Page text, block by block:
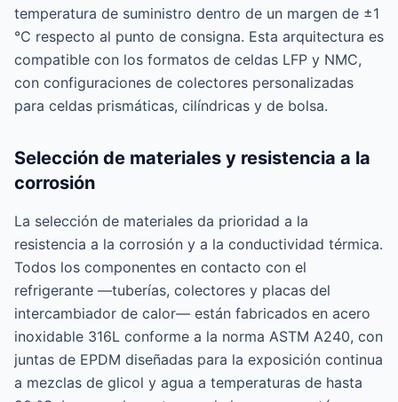
temperatura de suministro dentro de un margen de ±1
°C respecto al punto de consigna. Esta arquitectura es
compatible con los formatos de celdas LFP y NMC,
con configuraciones de colectores personalizadas
para celdas prismáticas, cilíndricas y de bolsa.
Selección de materiales y resistencia a la
corrosión
La selección de materiales da prioridad a la
resistencia a la corrosión y a la conductividad térmica.
Todos los componentes en contacto con el
refrigerante —tuberías, colectores y placas del
intercambiador de calor— están fabricados en acero
inoxidable 316L conforme a la norma ASTM A240, con
juntas de EPDM diseñadas para la exposición continua
a mezclas de glicol y agua a temperaturas de hasta